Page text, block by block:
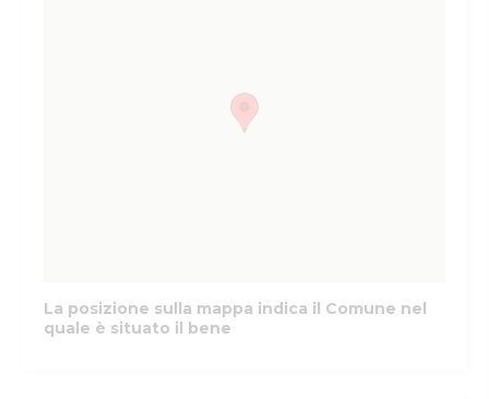
La posizione sulla mappa indica il Comune nel
quale è situato il bene